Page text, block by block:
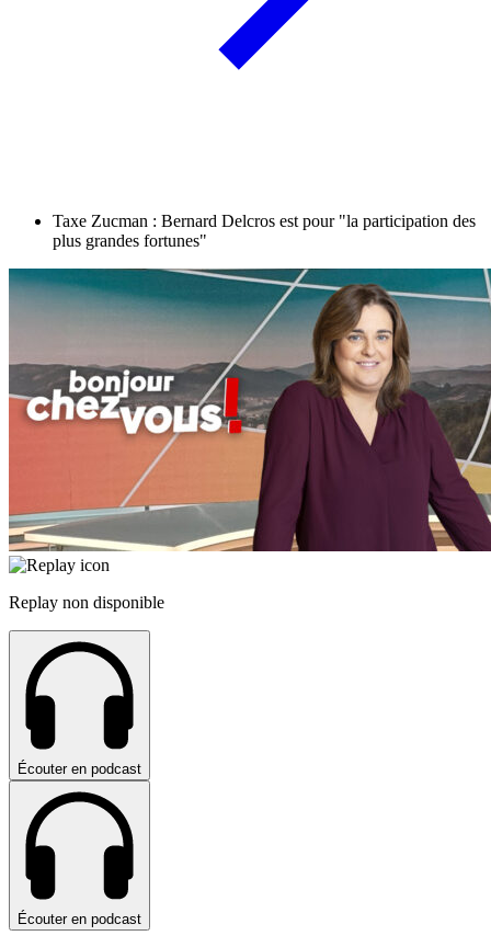
Taxe Zucman : Bernard Delcros est pour "la participation des
plus grandes fortunes"
Replay non disponible
Écouter en podcast
Écouter en podcast